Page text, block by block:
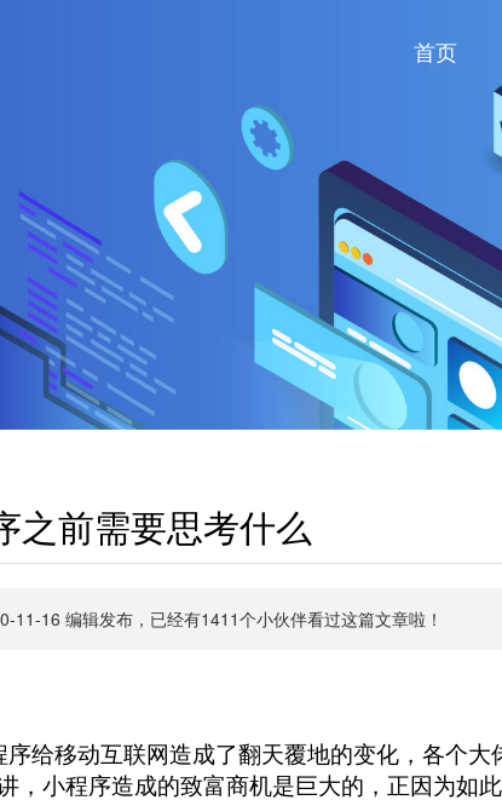
首页
之前需要思考什么
11-16 编辑发布，已经有1411个小伙伴看过这篇文章啦！
序给移动互联网造成了翻天覆地的变化，各个大
，小程序造成的致富商机是巨大的，正因为如